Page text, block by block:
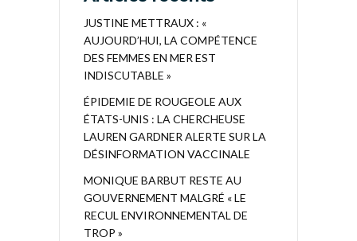
JUSTINE METTRAUX : «
AUJOURD’HUI, LA COMPÉTENCE
DES FEMMES EN MER EST
INDISCUTABLE »
ÉPIDEMIE DE ROUGEOLE AUX
ÉTATS-UNIS : LA CHERCHEUSE
LAUREN GARDNER ALERTE SUR LA
DÉSINFORMATION VACCINALE
MONIQUE BARBUT RESTE AU
GOUVERNEMENT MALGRÉ « LE
RECUL ENVIRONNEMENTAL DE
TROP »